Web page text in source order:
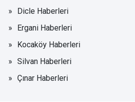
Dicle Haberleri
Ergani Haberleri
Kocaköy Haberleri
Silvan Haberleri
Çınar Haberleri